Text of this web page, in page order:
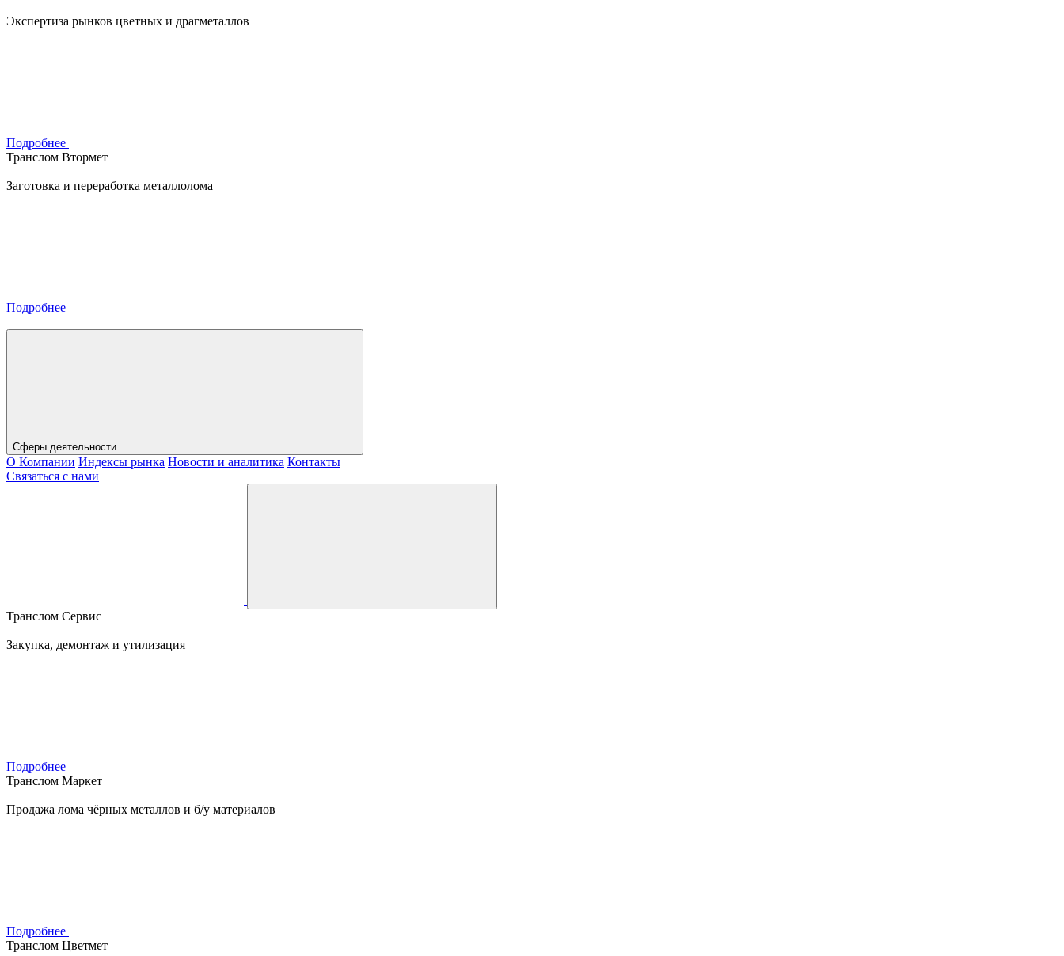
Экспертиза рынков цветных и драгметаллов
Подробнее
Транслом Втормет
Заготовка и переработка металлолома
Подробнее
Сферы деятельности
О Компании Индексы рынка Новости и аналитика Контакты
Связаться с нами
Транслом Сервис
Закупка, демонтаж и утилизация
Подробнее
Транслом Маркет
Продажа лома чёрных металлов и б/у материалов
Подробнее
Транслом Цветмет